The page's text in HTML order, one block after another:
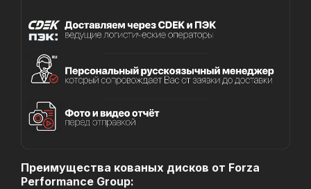
Преимущества кованых дисков от Forza
Performance Group: